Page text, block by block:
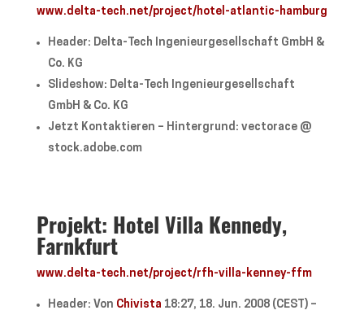
www.delta-tech.net/project/hotel-atlantic-hamburg
Header: Delta-Tech Ingenieurgesellschaft GmbH &
Co. KG
Slideshow: Delta-Tech Ingenieurgesellschaft
GmbH & Co. KG
Jetzt Kontaktieren – Hintergrund: vectorace @
stock.adobe.com
Projekt: Hotel Villa Kennedy,
Farnkfurt
www.delta-tech.net/project/rfh-villa-kenney-ffm
Header: Von Chivista 18:27, 18. Jun. 2008 (CEST) –